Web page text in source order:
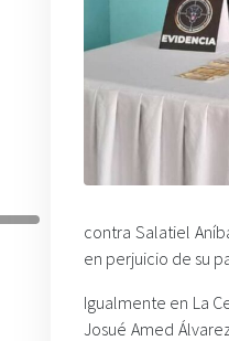
contra Salatiel
en perjuicio de su
Igualmente en La
Josué Amed